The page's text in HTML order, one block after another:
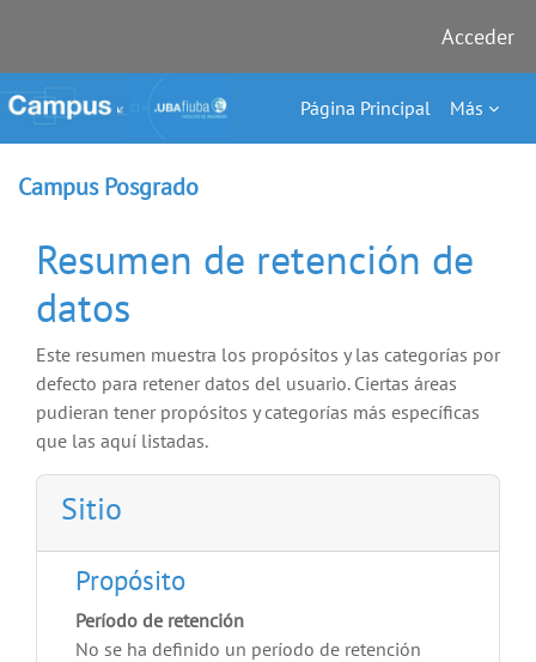
Salta al contenido principal
Acceder
Página Principal Más
Campus Posgrado
Resumen de retención de
datos
Este resumen muestra los propósitos y las categorías por
defecto para retener datos del usuario. Ciertas áreas
pudieran tener propósitos y categorías más específicas
que las aquí listadas.
Sitio
Propósito
Período de retención
No se ha definido un período de retención